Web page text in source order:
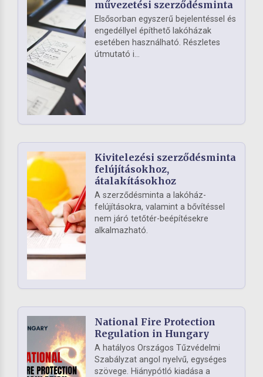
művezetési szerződésminta
Elsősorban egyszerű bejelentéssel és
engedéllyel építhető lakóházak
esetében használható. Részletes
útmutató i...
Kivitelezési szerződésminta
felújításokhoz,
átalakításokhoz
A szerződésminta a lakóház-
felújításokra, valamint a bővítéssel
nem járó tetőtér-beépítésekre
alkalmazható.
National Fire Protection
Regulation in Hungary
A hatályos Országos Tűzvédelmi
Szabályzat angol nyelvű, egységes
szövege. Hiánypótló kiadása a